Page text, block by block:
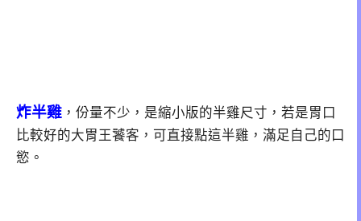
炸半雞 ，份量不少，是縮小版的半雞尺寸，若是胃口
比較好的大胃王饕客，可直接點這半雞，滿足自己的口
慾。